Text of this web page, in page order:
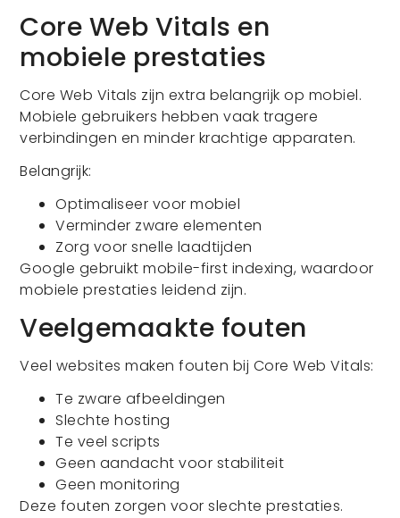
Core Web Vitals en
mobiele prestaties
Core Web Vitals zijn extra belangrijk op mobiel.
Mobiele gebruikers hebben vaak tragere
verbindingen en minder krachtige apparaten.
Belangrijk:
Optimaliseer voor mobiel
Verminder zware elementen
Zorg voor snelle laadtijden
Google gebruikt mobile-first indexing, waardoor
mobiele prestaties leidend zijn.
Veelgemaakte fouten
Veel websites maken fouten bij Core Web Vitals:
Te zware afbeeldingen
Slechte hosting
Te veel scripts
Geen aandacht voor stabiliteit
Geen monitoring
Deze fouten zorgen voor slechte prestaties.